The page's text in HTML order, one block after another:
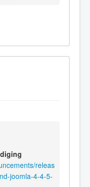
releas
joomla-4-4-5-